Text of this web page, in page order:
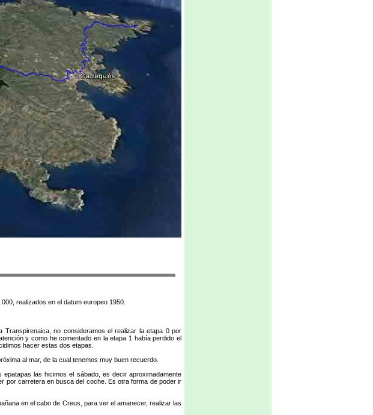
realizados en el datum europeo 1950.
no consideramos el realizar la etapa 0 por
y como he comentado en la etapa 1 había perdido el
hacer estas dos etapas.
al mar, de la cual tenemos muy buen recuerdo.
las hicimos el sábado, es decir aproximadamente
por carretera en busca del coche. Es otra forma de poder ir
en el cabo de Creus, para ver el amanecer, realizar las